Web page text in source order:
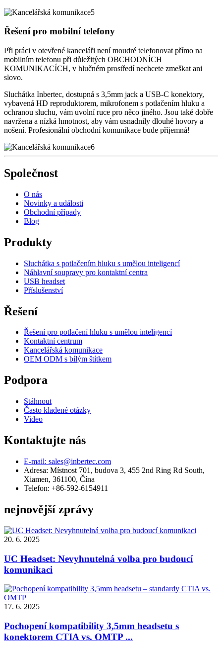
Řešení pro mobilní telefony
Při práci v otevřené kanceláři není moudré telefonovat přímo na
mobilním telefonu při důležitých OBCHODNÍCH
KOMUNIKACÍCH, v hlučném prostředí nechcete zmeškat ani
slovo.
Sluchátka Inbertec, dostupná s 3,5mm jack a USB-C konektory,
vybavená HD reproduktorem, mikrofonem s potlačením hluku a
ochranou sluchu, vám uvolní ruce pro něco jiného. Jsou také dobře
navržena a nízká hmotnost, aby vám usnadnily dlouhé hovory a
nošení. Profesionální obchodní komunikace bude příjemná!
Společnost
O nás
Novinky a události
Obchodní případy
Blog
Produkty
Sluchátka s potlačením hluku s umělou inteligencí
Náhlavní soupravy pro kontaktní centra
USB headset
Příslušenství
Řešení
Řešení pro potlačení hluku s umělou inteligencí
Kontaktní centrum
Kancelářská komunikace
OEM ODM s bílým štítkem
Podpora
Stáhnout
Často kladené otázky
Video
Kontaktujte nás
E-mail: sales@inbertec.com
Adresa: Místnost 701, budova 3, 455 2nd Ring Rd South,
Xiamen, 361100, Čína
Telefon: +86-592-6154911
nejnovější zprávy
20. 6. 2025
UC Headset: Nevyhnutelná volba pro budoucí
komunikaci
17. 6. 2025
Pochopení kompatibility 3,5mm headsetu s
konektorem CTIA vs. OMTP ...